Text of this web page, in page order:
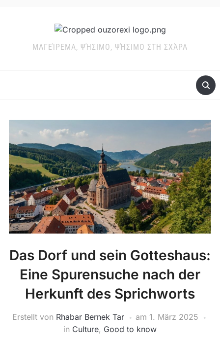
ΜΑΓΕΊΡΕΜΑ, ΨΉΣΙΜΟ, ΨΉΣΙΜΟ ΣΤΗ ΣΧΆΡΑ
Das Dorf und sein Gotteshaus:
Eine Spurensuche nach der
Herkunft des Sprichworts
Erstellt von Rhabar Bernek Tar am 1. März 2025
in Culture, Good to know